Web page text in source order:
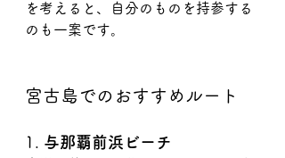
を考えると、自分のものを持参する
のも一案です。
宮古島でのおすすめルート
1. 与那覇前浜ビーチ